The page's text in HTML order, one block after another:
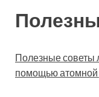
Полезные советы
помощью атомной